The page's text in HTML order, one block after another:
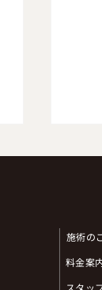
施術の
料金案